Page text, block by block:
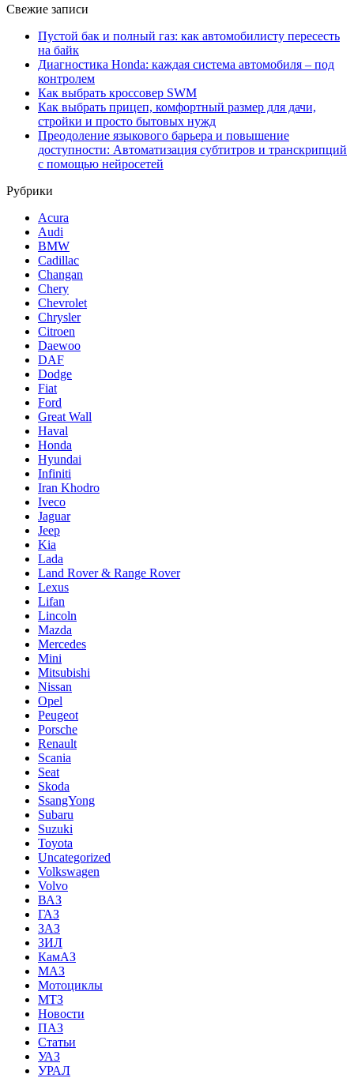
Свежие записи
Пустой бак и полный газ: как автомобилисту пересесть
на байк
Диагностика Honda: каждая система автомобиля – под
контролем
Как выбрать кроссовер SWM
Как выбрать прицеп, комфортный размер для дачи,
стройки и просто бытовых нужд
Преодоление языкового барьера и повышение
доступности: Автоматизация субтитров и транскрипций
с помощью нейросетей
Рубрики
Acura
Audi
BMW
Cadillac
Changan
Chery
Chevrolet
Chrysler
Citroen
Daewoo
DAF
Dodge
Fiat
Ford
Great Wall
Haval
Honda
Hyundai
Infiniti
Iran Khodro
Iveco
Jaguar
Jeep
Kia
Lada
Land Rover & Range Rover
Lexus
Lifan
Lincoln
Mazda
Mercedes
Mini
Mitsubishi
Nissan
Opel
Peugeot
Porsche
Renault
Scania
Seat
Skoda
SsangYong
Subaru
Suzuki
Toyota
Uncategorized
Volkswagen
Volvo
ВАЗ
ГАЗ
ЗАЗ
ЗИЛ
КамАЗ
МАЗ
Мотоциклы
МТЗ
Новости
ПАЗ
Статьи
УАЗ
УРАЛ